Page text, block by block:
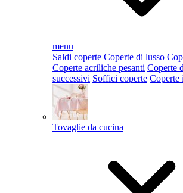
menu
Saldi coperte Coperte di lusso
Coperte acriliche pesanti Coperte
successivi Soffici coperte Coperte
Tovaglie da cucina